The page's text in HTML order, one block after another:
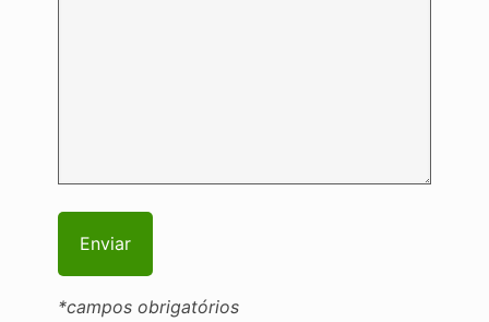
*campos obrigatórios